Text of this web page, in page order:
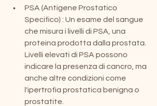
PSA (Antigene Prostatico
Specifico) : Un esame del sangue
che misura i livelli di PSA, una
proteina prodotta dalla prostata.
Livelli elevati di PSA possono
indicare la presenza di cancro, ma
anche altre condizioni come
l'ipertrofia prostatica benigna o
prostatite.